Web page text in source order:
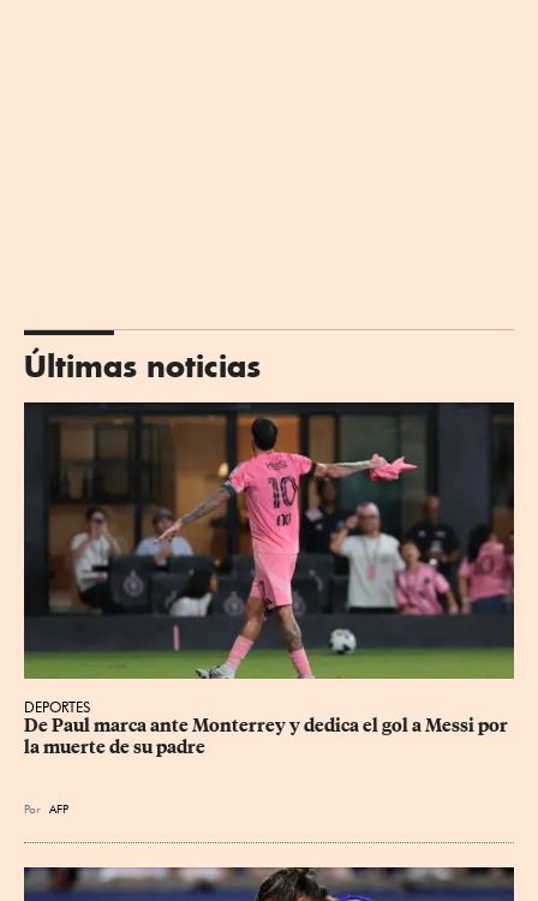
Últimas noticias
DEPORTES
De Paul marca ante Monterrey y dedica el gol a Messi por
la muerte de su padre
Por AFP